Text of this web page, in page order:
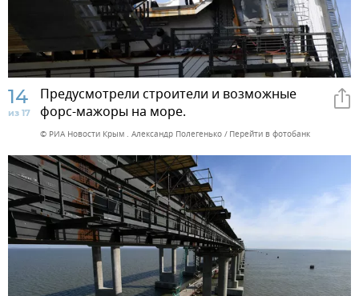
14
из 17
Предусмотрели строители и возможные
форс-мажоры на море.
© РИА Новости Крым . Александр Полегенько Перейти в фотобанк